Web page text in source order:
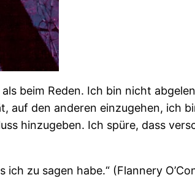
beim Reden. Ich bin nicht
auf den anderen einzugehen, ich
hinzugeben. Ich spüre, dass
zu sagen habe.“ (Flannery